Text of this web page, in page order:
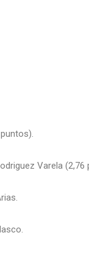
Varela (2,76